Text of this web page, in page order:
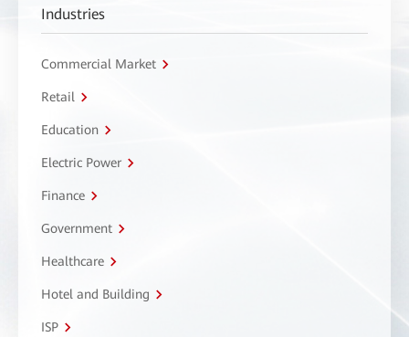
Industries
Commercial Market
Retail
Education
Electric Power
Finance
Government
Healthcare
Hotel and Building
ISP